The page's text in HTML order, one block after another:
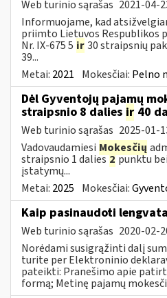
Web turinio sąrašas 2021-04-
Informuojame, kad
priimto Lietuvos Respublikos
Nr. IX-675 5 ir30 straipsnių
39...
Metai: 2021 Mokesčiai: Pelno
Dėl Gyventojų pajamų
straipsnio 8 dalies ir 40
Web turinio sąrašas 2025-01-
Vadovaudamiesi Mokesčių
straipsnio 1 dalies2punktu
įstatymų...
Metai: 2025 Mokesčiai:
Kaip pasinaudoti
Web turinio sąrašas 2020-02-
Norėdami susigrąžinti dalį
turite per Elektroninio
pateikti: Pranešimo apie
formą; Metinę pajamų